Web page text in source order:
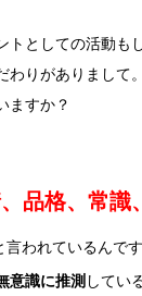
トとしての活動も
わりがありまして。
ますか？
品格、常識
言われているんで
意識に推測 してい